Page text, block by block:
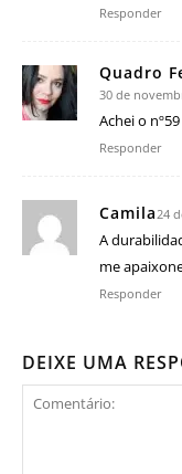
Responder
Quadro
30 de
Achei o
Responder
Camila 24
A
me
Responder
DEIXE UMA